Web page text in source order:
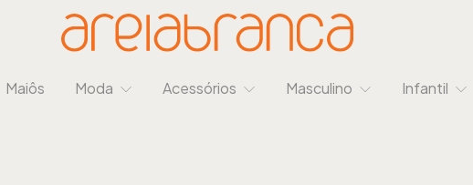
Maiôs Moda Acessórios Masculino Infantil